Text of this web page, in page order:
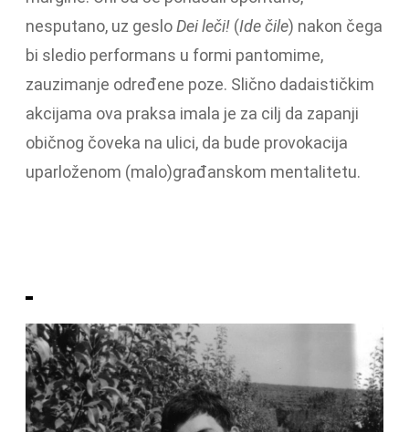
nesputano, uz gesloDei leči! (Ide čile) nakon čega
bi sledio performans u formi pantomime,
zauzimanje određene poze. Slično dadaističkim
akcijama ova praksa imala je za cilj da zapanji
običnog čoveka na ulici, da bude provokacija
uparloženom (malo)građanskom mentalitetu.